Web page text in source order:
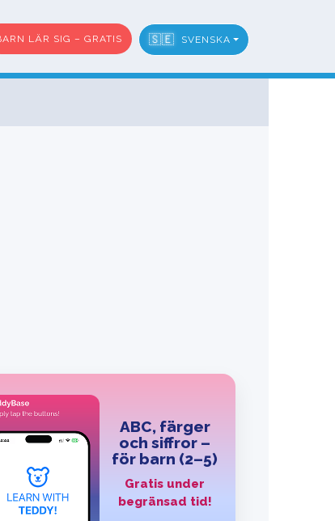
LÄR SIG – GRATIS 🇸🇪 SVENSKA
ABC, färger
och siffror –
för barn (2–5)
Gratis under
begränsad tid!